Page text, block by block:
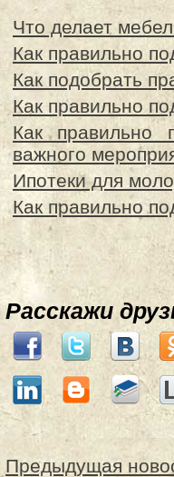
Что делает
Как правильно
Как подобрать
Как правильно
Как правильно
важного
Ипотеки для
Как правильно
Расскажи
Предыдущая